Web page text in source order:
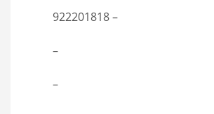
922201818 –
–
–